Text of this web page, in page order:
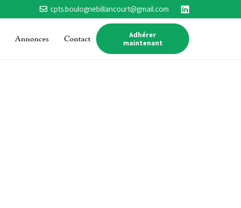
cpts.boulognebillancourt@gmail.com
Annonces Contact
Adhérer
maintenant